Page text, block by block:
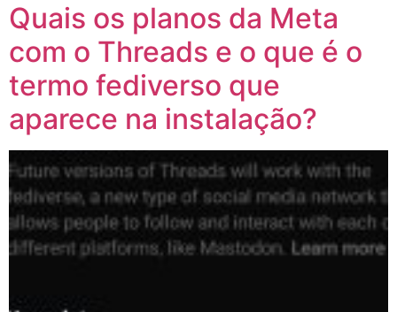
Quais os planos da Meta
com o Threads e o que é o
termo fediverso que
aparece na instalação?